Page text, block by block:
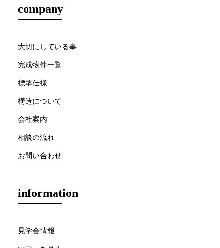
company
大切にしている事
完成物件一覧
標準仕様
構造について
会社案内
相談の流れ
お問い合わせ
information
見学会情報